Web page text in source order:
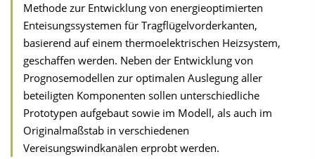
Methode zur Entwicklung von energieoptimierten
Enteisungssystemen für Tragflügelvorderkanten,
basierend auf einem thermoelektrischen Heizsystem,
geschaffen werden. Neben der Entwicklung von
Prognosemodellen zur optimalen Auslegung aller
beteiligten Komponenten sollen unterschiedliche
Prototypen aufgebaut sowie im Modell, als auch im
Originalmaßstab in verschiedenen
Vereisungswindkanälen erprobt werden.